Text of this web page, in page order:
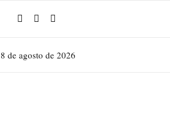
8 de agosto de 2026